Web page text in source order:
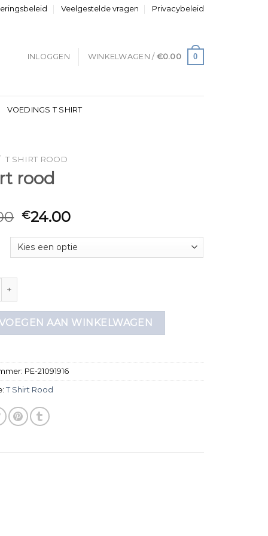
Veelgestelde vragen Privacybeleid
INLOGGEN WINKELWAGEN / €0.00 0
VOEDINGS T SHIRT
T SHIRT ROOD
rood
€24.00
AAN WINKELWAGEN
PE-21091916
T Shirt Rood